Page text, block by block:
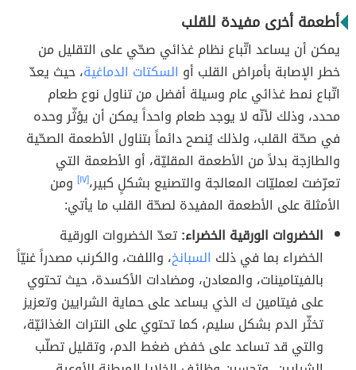
أطعمة أخرى مفيدة للقلب
يمكن أن يساعد اتّباع نظام غذائي صحّي على التقليل من
خطر الإصابة بأمراض القلب أو السكتات الدماغية، حيث يعدّ
اتّباع نمط غذائي عام وسيلة أفضل من تناول نوع طعام
محدد، وذلك لأنّه لا يوجد طعام واحداً يمكن أن يؤثّر وحده
في صحّة القلب، ولذلك يُنصح دائماً بتناول الأطعمة الصحّية
والطازجة بدلاً من الأطعمة المقليّة، أو الأطعمة التي
تعرّضت لعمليّات المعالجة والتصنيع بشكلٍ كبير،[١٧]
ومن
الأمثلة على الأطعمة المفيدة لصحّة القلب ما يأتي:
الخضروات الورقية الخضراء:تعدّ الخضروات الورقية
الخضراء بما في ذلك السبانخ، واللفت، والكرنب مصدراً غنيّاً
بالفيتامينات، والمعادن، ومضادات الأكسدة، حيث تحتوي
على فيتامين ك الذي يساعد على حماية الشرايين وتعزيز
تخثّر الدم بشكل سليم، كما تحتوي على النترات الغذائيّة،
والتي قد تساعد على خفض ضغط الدم، وتقليل تصلّب